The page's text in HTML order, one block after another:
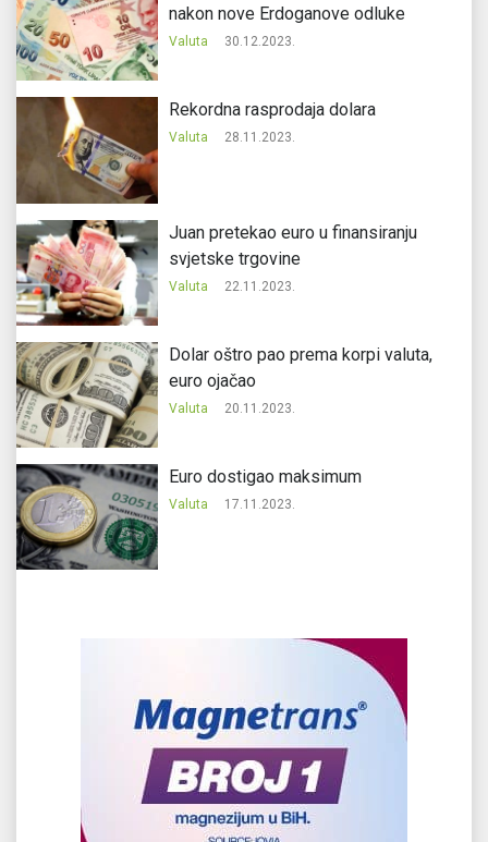
nakon nove Erdoganove odluke
Valuta 30.12.2023.
Rekordna rasprodaja dolara
Valuta 28.11.2023.
Juan pretekao euro u finansiranju
svjetske trgovine
Valuta 22.11.2023.
Dolar oštro pao prema korpi valuta,
euro ojačao
Valuta 20.11.2023.
Еuro dostigao maksimum
Valuta 17.11.2023.